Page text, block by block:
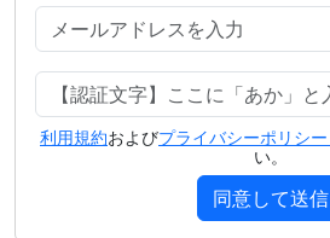
利用規約およびプライバシーポリシー
い。
同意して送信